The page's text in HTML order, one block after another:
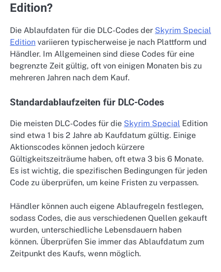
Edition?
Die Ablaufdaten für die DLC-Codes der Skyrim Special
Edition variieren typischerweise je nach Plattform und
Händler. Im Allgemeinen sind diese Codes für eine
begrenzte Zeit gültig, oft von einigen Monaten bis zu
mehreren Jahren nach dem Kauf.
Standardablaufzeiten für DLC-Codes
Die meisten DLC-Codes für die Skyrim Special Edition
sind etwa 1 bis 2 Jahre ab Kaufdatum gültig. Einige
Aktionscodes können jedoch kürzere
Gültigkeitszeiträume haben, oft etwa 3 bis 6 Monate.
Es ist wichtig, die spezifischen Bedingungen für jeden
Code zu überprüfen, um keine Fristen zu verpassen.
Händler können auch eigene Ablaufregeln festlegen,
sodass Codes, die aus verschiedenen Quellen gekauft
wurden, unterschiedliche Lebensdauern haben
können. Überprüfen Sie immer das Ablaufdatum zum
Zeitpunkt des Kaufs, wenn möglich.